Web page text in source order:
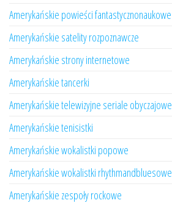
Amerykańskie powieści fantastycznonaukowe
Amerykańskie satelity rozpoznawcze
Amerykańskie strony internetowe
Amerykańskie tancerki
Amerykańskie telewizyjne seriale obyczajowe
Amerykańskie tenisistki
Amerykańskie wokalistki popowe
Amerykańskie wokalistki rhythmandbluesowe
Amerykańskie zespoły rockowe